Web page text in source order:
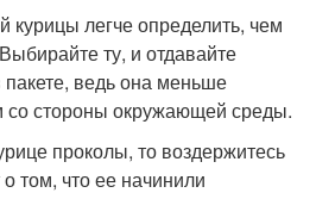
курицы легче определить, чем
ту, и отдавайте
ведь она меньше
со стороны окружающей среды.
проколы, то воздержитесь
о том, что ее начинили